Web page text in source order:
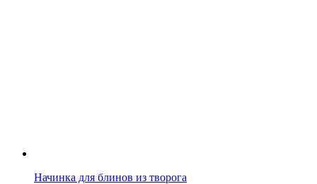
Начинка для блинов из творога